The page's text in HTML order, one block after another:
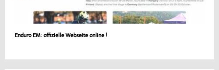
Enduro EM: offizielle Webseite online !